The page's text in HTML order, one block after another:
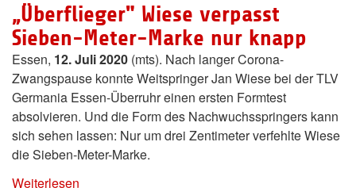
„Überflieger" Wiese verpasst
Sieben-Meter-Marke nur knapp
Essen, 12. Juli 2020 (mts). Nach langer Corona-
Zwangspause konnte Weitspringer Jan Wiese bei der TLV
Germania Essen-Überruhr einen ersten Formtest
absolvieren. Und die Form des Nachwuchsspringers kann
sich sehen lassen: Nur um drei Zentimeter verfehlte Wiese
die Sieben-Meter-Marke.
Weiterlesen